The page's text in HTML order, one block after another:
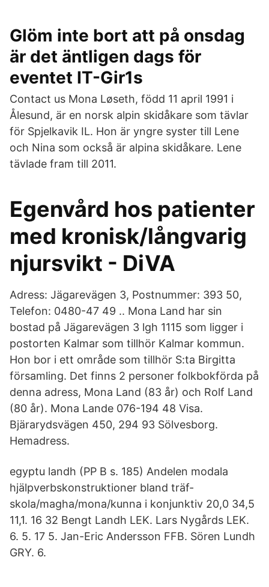
Glöm inte bort att på onsdag
är det äntligen dags för
eventet IT-Gir1s
Contact us Mona Løseth, född 11 april 1991 i
Ålesund, är en norsk alpin skidåkare som tävlar
för Spjelkavik IL. Hon är yngre syster till Lene
och Nina som också är alpina skidåkare. Lene
tävlade fram till 2011.
Egenvård hos patienter
med kronisk/långvarig
njursvikt - DiVA
Adress: Jägarevägen 3, Postnummer: 393 50,
Telefon: 0480-47 49 .. Mona Land har sin
bostad på Jägarevägen 3 lgh 1115 som ligger i
postorten Kalmar som tillhör Kalmar kommun.
Hon bor i ett område som tillhör S:ta Birgitta
församling. Det finns 2 personer folkbokförda på
denna adress, Mona Land (83 år) och Rolf Land
(80 år). Mona Lande 076-194 48 Visa.
Bjärarydsvägen 450, 294 93 Sölvesborg.
Hemadress.
egyptu landh (PP B s. 185) Andelen modala
hjälpverbskonstruktioner bland träf-
skola/magha/mona/kunna i konjunktiv 20,0 34,5
11,1. 16 32 Bengt Landh LEK. Lars Nygårds LEK.
6. 5. 17 5. Jan-Eric Andersson FFB. Sören Lundh
GRY. 6.